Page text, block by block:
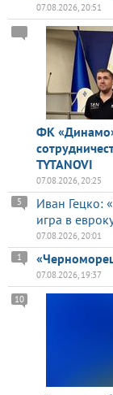
07.08.2026, 20:51
ФК
TYTANOVI
07.08.2026, 20:25
Иван Гецко:
игра в
5
07.08.2026, 20:01
1
07.08.2026, 19:37
10